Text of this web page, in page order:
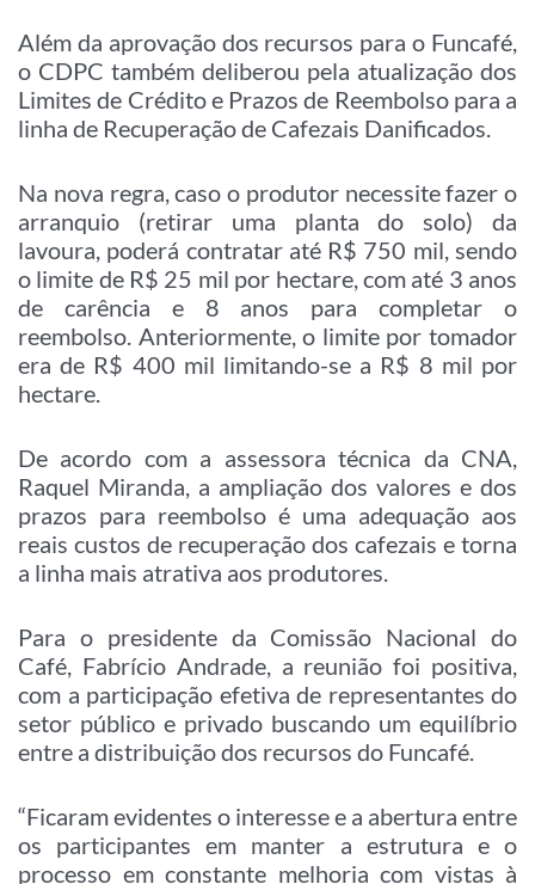
Além da aprovação dos recursos para o Funcafé,
o CDPC também deliberou pela atualização dos
Limites de Crédito e Prazos de Reembolso para a
linha de Recuperação de Cafezais Danificados.
Na nova regra, caso o produtor necessite fazer o
arranquio (retirar uma planta do solo) da
lavoura, poderá contratar até R$ 750 mil, sendo
o limite de R$ 25 mil por hectare, com até 3 anos
de carência e 8 anos para completar o
reembolso. Anteriormente, o limite por tomador
era de R$ 400 mil limitando-se a R$ 8 mil por
hectare.
De acordo com a assessora técnica da CNA,
Raquel Miranda, a ampliação dos valores e dos
prazos para reembolso é uma adequação aos
reais custos de recuperação dos cafezais e torna
a linha mais atrativa aos produtores.
Para o presidente da Comissão Nacional do
Café, Fabrício Andrade, a reunião foi positiva,
com a participação efetiva de representantes do
setor público e privado buscando um equilíbrio
entre a distribuição dos recursos do Funcafé.
“Ficaram evidentes o interesse e a abertura entre
os participantes em manter a estrutura e o
processo em constante melhoria com vistas à